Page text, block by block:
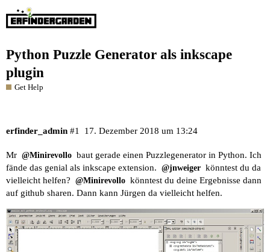
Python Puzzle Generator als inkscape
plugin
Get Help
erfinder_admin 17. Dezember 2018 um 13:24
#1
Mr @Minirevollo baut gerade einen Puzzlegenerator in Python. Ich
fände das genial als inkscape extension. @jnweiger könntest du da
vielleicht helfen? @Minirevollo könntest du deine Ergebnisse dann
auf github sharen. Dann kann Jürgen da vielleicht helfen.